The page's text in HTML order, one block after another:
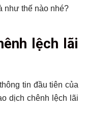
như thế nào nhé?
khi giao dịch
chênh lệch lãi suất
lệch lãi
tin đầu tiên của
dịch chênh lệch lãi